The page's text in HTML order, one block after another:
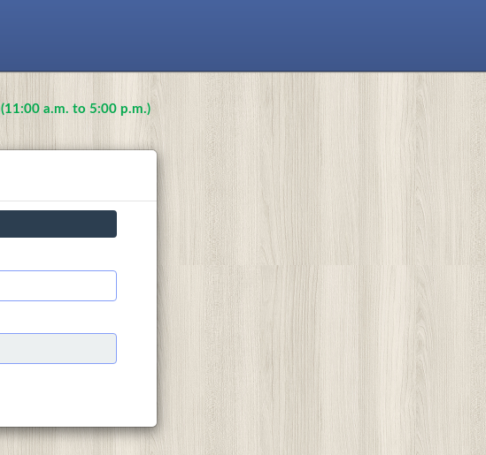
(11:00 a.m. to 5:00 p.m.)